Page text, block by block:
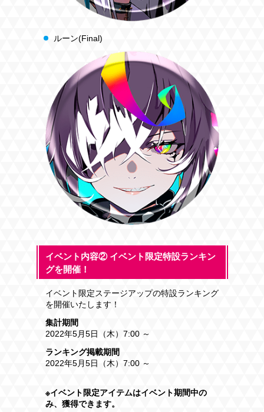
ルーン(Final)
イベント内容② イベント限定特設ランキン
グを開催！
イベント限定ステージアップの特設ランキング
を開催いたします！
集計期間
2022年5月5日（木）7:00 ～
ランキング掲載期間
2022年5月5日（木）7:00 ～
※イベント限定アイテムはイベント期間中の
み、獲得できます。